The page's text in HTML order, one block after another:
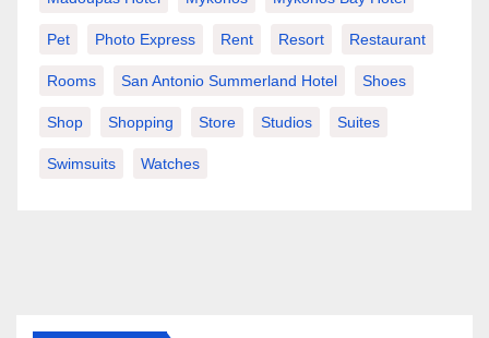
Pet Photo Express Rent Resort Restaurant
Rooms San Antonio Summerland Hotel Shoes
Shop Shopping Store Studios Suites
Swimsuits Watches